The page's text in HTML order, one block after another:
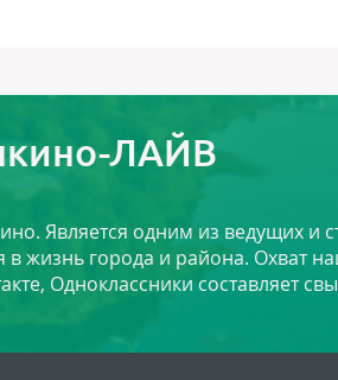
ЛАЙВ
Является одним из ведущих и
жизнь города и района. Охват
Одноклассники составляет